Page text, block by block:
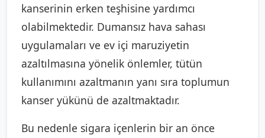
kanserinin erken teşhisine yardımcı
olabilmektedir. Dumansız hava sahası
uygulamaları ve ev içi maruziyetin
azaltılmasına yönelik önlemler, tütün
kullanımını azaltmanın yanı sıra toplumun
kanser yükünü de azaltmaktadır.
Bu nedenle sigara içenlerin bir an önce